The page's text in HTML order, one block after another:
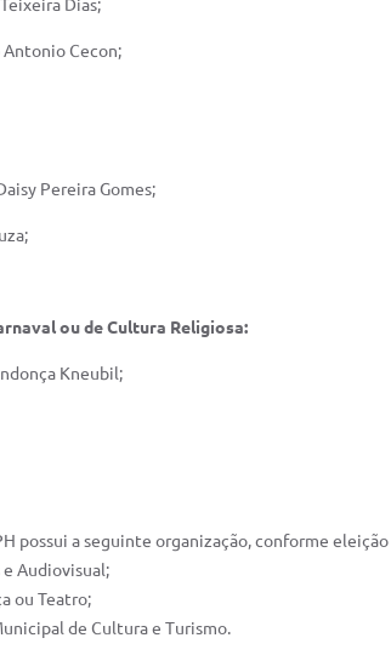
Dias;
Antonio Cecon;
Pereira Gomes;
ou de Cultura Religiosa:
Kneubil;
possui a seguinte organização, conforme
Audiovisual;
ou Teatro;
de Cultura e Turismo.